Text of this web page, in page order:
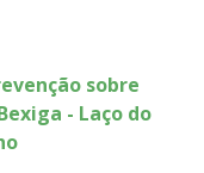
sobre
- Laço do